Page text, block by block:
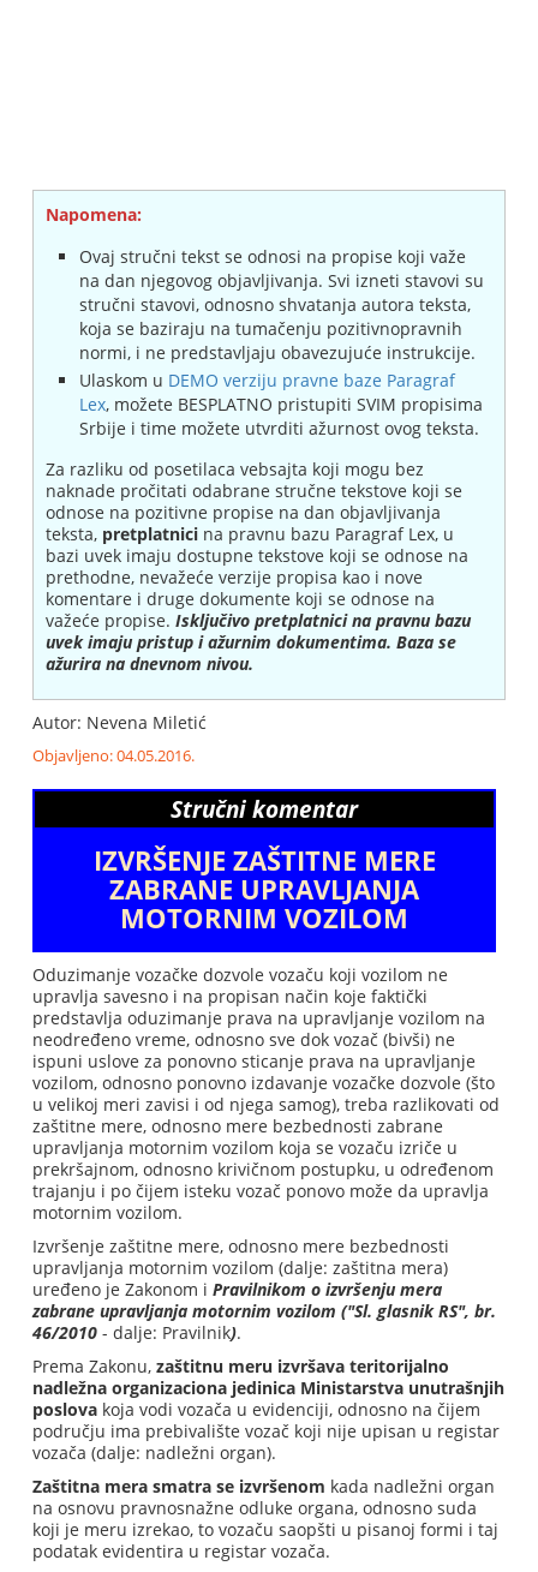
Napomena:
Ovaj stručni tekst se odnosi na propise koji važe
na dan njegovog objavljivanja. Svi izneti stavovi su
stručni stavovi, odnosno shvatanja autora teksta,
koja se baziraju na tumačenju pozitivnopravnih
normi, i ne predstavljaju obavezujuće instrukcije.
Ulaskom u DEMO verziju pravne baze Paragraf
Lex, možete BESPLATNO pristupiti SVIM propisima
Srbije i time možete utvrditi ažurnost ovog teksta.
Za razliku od posetilaca vebsajta koji mogu bez
naknade pročitati odabrane stručne tekstove koji se
odnose na pozitivne propise na dan objavljivanja
teksta, pretplatnici na pravnu bazu Paragraf Lex, u
bazi uvek imaju dostupne tekstove koji se odnose na
prethodne, nevažeće verzije propisa kao i nove
komentare i druge dokumente koji se odnose na
važeće propise.Isključivo pretplatnici na pravnu bazu
uvek imaju pristup i ažurnim dokumentima. Baza se
ažurira na dnevnom nivou.
Autor: Nevena Miletić
Objavljeno: 04.05.2016.
Stručni komentar
IZVRŠENJE ZAŠTITNE MERE
ZABRANE UPRAVLJANJA
MOTORNIM VOZILOM
Oduzimanje vozačke dozvole vozaču koji vozilom ne
upravlja savesno i na propisan način koje faktički
predstavlja oduzimanje prava na upravljanje vozilom na
neodređeno vreme, odnosno sve dok vozač (bivši) ne
ispuni uslove za ponovno sticanje prava na upravljanje
vozilom, odnosno ponovno izdavanje vozačke dozvole (što
u velikoj meri zavisi i od njega samog), treba razlikovati od
zaštitne mere, odnosno mere bezbednosti zabrane
upravljanja motornim vozilom koja se vozaču izriče u
prekršajnom, odnosno krivičnom postupku, u određenom
trajanju i po čijem isteku vozač ponovo može da upravlja
motornim vozilom.
Izvršenje zaštitne mere, odnosno mere bezbednosti
upravljanja motornim vozilom (dalje: zaštitna mera)
uređeno je Zakonom iPravilnikom o izvršenju mera
zabrane upravljanja motornim vozilom ("Sl. glasnik RS", br.
46/2010 - dalje: Pravilnik).
Prema Zakonu,zaštitnu meru izvršava teritorijalno
nadležna organizaciona jedinica Ministarstva unutrašnjih
poslova koja vodi vozača u evidenciji, odnosno na čijem
području ima prebivalište vozač koji nije upisan u registar
vozača (dalje: nadležni organ).
Zaštitna mera smatra se izvršenom kada nadležni organ
na osnovu pravnosnažne odluke organa, odnosno suda
koji je meru izrekao, to vozaču saopšti u pisanoj formi i taj
podatak evidentira u registar vozača.